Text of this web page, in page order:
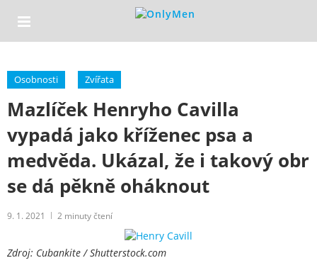
Osobnosti Zvířata
Mazlíček Henryho Cavilla
vypadá jako kříženec psa a
medvěda. Ukázal, že i takový obr
se dá pěkně oháknout
9. 1. 2021 2 minuty čtení
Zdroj: Cubankite / Shutterstock.com